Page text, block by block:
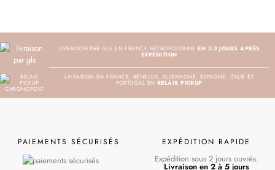
LIVRAISON PAR GLS EN FRANCE MÉTROPOLITAINEEN 2-3 JOURS APRÈS
EXPÉDITION
LIVRAISON EN FRANCE, BENELUX, ALLEMAGNE, ESPAGNE, ITALIE ET
PORTUGAL EN RELAIS PICKUP
PAIEMENTS SÉCURISÉS EXPÉDITION RAPIDE
Expédition sous 2 jours ouvrés.
Livraison en 2 à 5 jours